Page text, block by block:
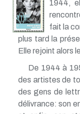
1944,
fait la
plus tard la
Elle rejoint alors
De 1944 à
des artistes de
des gens de
délivrance: son